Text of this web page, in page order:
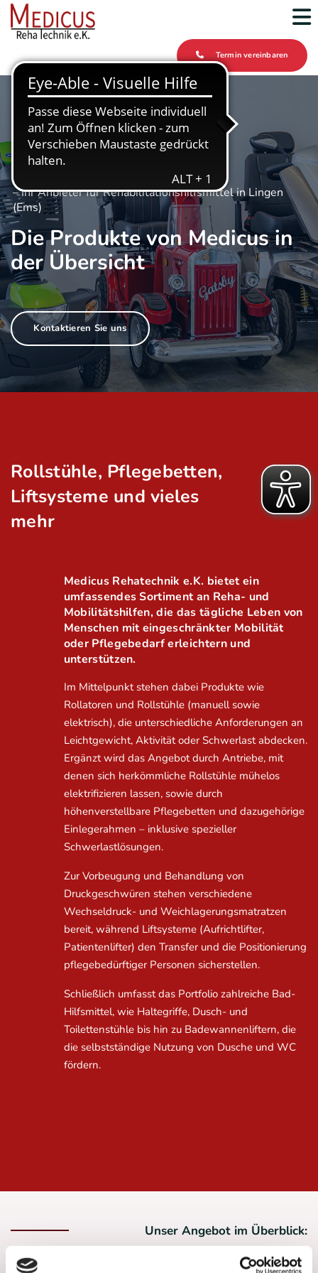
Zum Inhalt springen
Termin vereinbaren
– Ihr Anbieter für Rehabilitationshilfsmittel in Lingen
(Ems)
Die Produkte von Medicus in
der Übersicht
Kontaktieren Sie uns
Rollstühle, Pflegebetten,
Liftsysteme und vieles
mehr
Medicus Rehatechnik e.K. bietet ein
umfassendes Sortiment an Reha- und
Mobilitätshilfen, die das tägliche Leben von
Menschen mit eingeschränkter Mobilität
oder Pflegebedarf erleichtern und
unterstützen.
Im Mittelpunkt stehen dabei Produkte wie
Rollatoren und Rollstühle (manuell sowie
elektrisch), die unterschiedliche Anforderungen an
Leichtgewicht, Aktivität oder Schwerlast abdecken.
Ergänzt wird das Angebot durch Antriebe, mit
denen sich herkömmliche Rollstühle mühelos
elektrifizieren lassen, sowie durch
höhenverstellbare Pflegebetten und dazugehörige
Einlegerahmen – inklusive spezieller
Schwerlastlösungen.
Zur Vorbeugung und Behandlung von
Druckgeschwüren stehen verschiedene
Wechseldruck- und Weichlagerungsmatratzen
bereit, während Liftsysteme (Aufrichtlifter,
Patientenlifter) den Transfer und die Positionierung
pflegebedürftiger Personen sicherstellen.
Schließlich umfasst das Portfolio zahlreiche Bad-
Hilfsmittel, wie Haltegriffe, Dusch- und
Toilettenstühle bis hin zu Badewannenliftern, die
die selbstständige Nutzung von Dusche und WC
fördern.
Unser Angebot im Überblick: